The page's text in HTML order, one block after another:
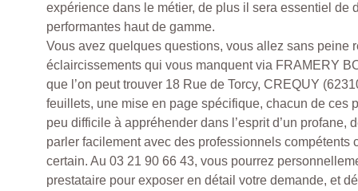
expérience dans le métier, de plus il sera essentiel de
performantes haut de gamme.
Vous avez quelques questions, vous allez sans peine
éclaircissements qui vous manquent via FRAMERY
que l’on peut trouver 18 Rue de Torcy, CREQUY
feuillets, une mise en page spécifique, chacun de ces
peu difficile à appréhender dans l’esprit d’un profane,
parler facilement avec des professionnels compétents
certain. Au 03 21 90 66 43, vous pourrez
prestataire pour exposer en détail votre demande, et